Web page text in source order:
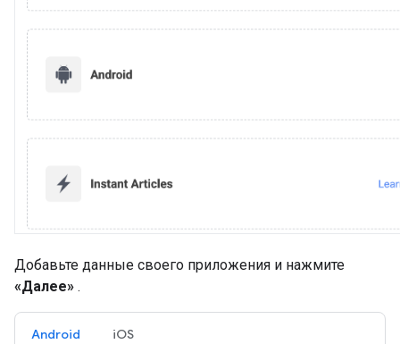
Добавьте данные своего приложения и нажмите
«Далее» .
Android iOS